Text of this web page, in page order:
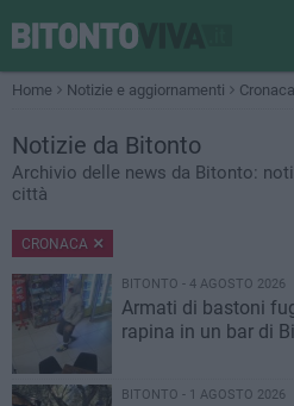
Home Notizie e aggiornamenti Cronaca
Notizie da Bitonto
Archivio delle news da Bitonto:
città
CRONACA
BITONTO - 4 AGOSTO 2026
Armati di bastoni
rapina in un bar di
BITONTO - 1 AGOSTO 2026